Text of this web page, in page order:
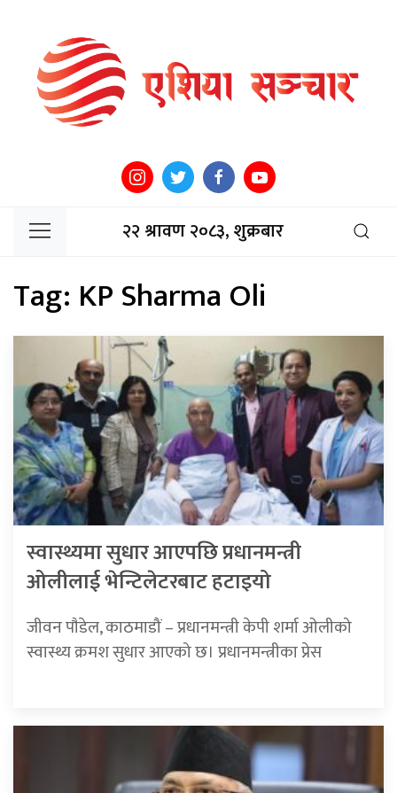
२२ श्रावण २०८३, शुक्रबार
Tag: KP Sharma Oli
स्वास्थ्यमा सुधार आएपछि प्रधानमन्त्री
ओलीलाई भेन्टिलेटरबाट हटाइयो
जीवन पाैडेल, काठमाडौं – प्रधानमन्त्री केपी शर्मा ओलीको
स्वास्थ्य क्रमश सुधार आएको छ। प्रधानमन्त्रीका प्रेस